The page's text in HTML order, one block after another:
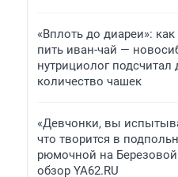
«Вплоть до диареи»:
пить иван-чай —
нутрициолог подсчитал
количество чашек
«Девчонки, вы
что творится в
рюмочной на
обзор YA62.RU